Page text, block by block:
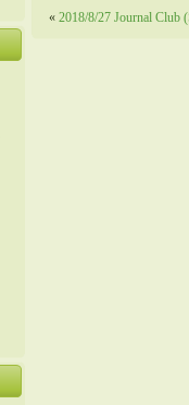
« 2018/8/27 Journal Club